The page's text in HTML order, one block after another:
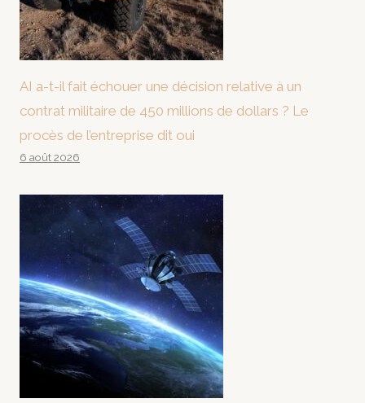
AI a-t-il fait échouer une décision relative à un
contrat militaire de 450 millions de dollars ? Le
procès de l’entreprise dit oui
6 août 2026